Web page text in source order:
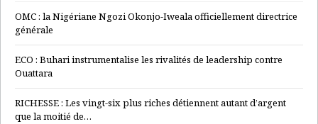
OMC : la Nigériane Ngozi Okonjo-Iweala officiellement directrice
générale
ECO : Buhari instrumentalise les rivalités de leadership contre
Ouattara
RICHESSE : Les vingt-six plus riches détiennent autant d’argent
que la moitié de…